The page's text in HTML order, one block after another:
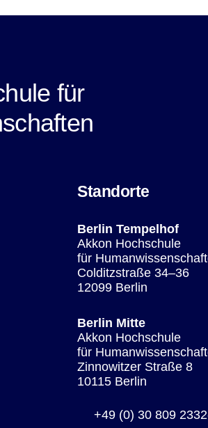
für
Standorte
Berlin Tempelhof
Akkon Hochschule
für
Colditzstraße 34–36
12099 Berlin
Berlin Mitte
Akkon Hochschule
für
Zinnowitzer Straße 8
10115 Berlin
+49 (0) 30 809